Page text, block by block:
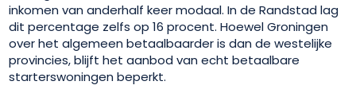
inkomen van anderhalf keer modaal. In de Randstad lag
dit percentage zelfs op 16 procent. Hoewel Groningen
over het algemeen betaalbaarder is dan de westelijke
provincies, blijft het aanbod van echt betaalbare
starterswoningen beperkt.